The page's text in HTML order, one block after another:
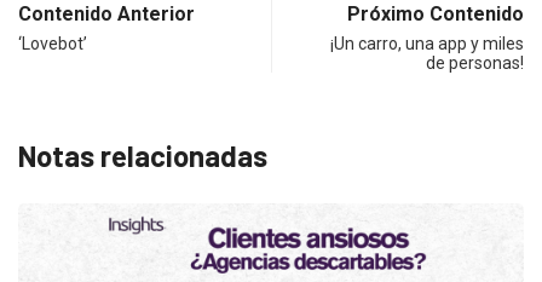
Contenido Anterior
‘Lovebot’
Próximo Contenido
¡Un carro, una app y miles
de personas!
Notas relacionadas